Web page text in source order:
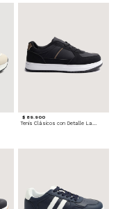
$ 89.900